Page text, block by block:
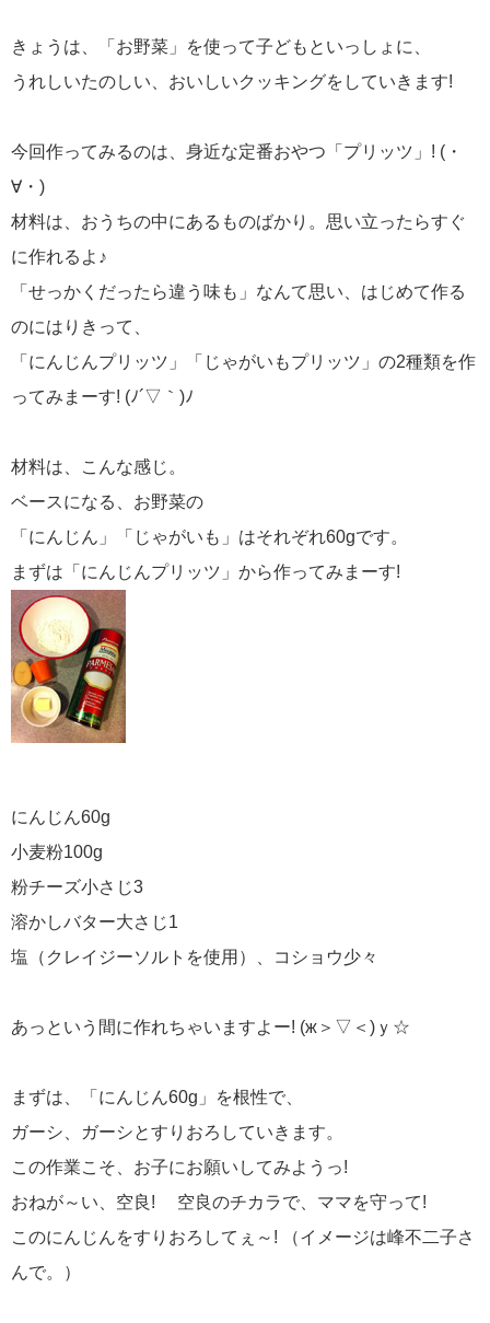
きょうは、「お野菜」を使って子どもといっしょに、
うれしいたのしい、おいしいクッキングをしていきます!
今回作ってみるのは、身近な定番おやつ「プリッツ」! (・
∀・)
材料は、おうちの中にあるものばかり。思い立ったらすぐ
に作れるよ♪
「せっかくだったら違う味も」なんて思い、はじめて作る
のにはりきって、
「にんじんプリッツ」「じゃがいもプリッツ」の2種類を作
ってみまーす! (ﾉ´▽｀)ﾉ
材料は、こんな感じ。
ベースになる、お野菜の
「にんじん」「じゃがいも」はそれぞれ60gです。
まずは「にんじんプリッツ」から作ってみまーす!
にんじん60g
小麦粉100g
粉チーズ小さじ3
溶かしバター大さじ1
塩（クレイジーソルトを使用）、コショウ少々
あっという間に作れちゃいますよー! (ж＞▽＜)ｙ☆
まずは、「にんじん60g」を根性で、
ガーシ、ガーシとすりおろしていきます。
この作業こそ、お子にお願いしてみようっ!
おねが～い、空良! 空良のチカラで、ママを守って!
このにんじんをすりおろしてぇ～! （イメージは峰不二子さ
んで。）